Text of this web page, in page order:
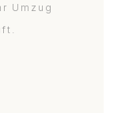
Umzug